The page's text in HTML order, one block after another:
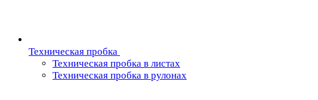
Техническая пробка
Техническая пробка в листах
Техническая пробка в рулонах